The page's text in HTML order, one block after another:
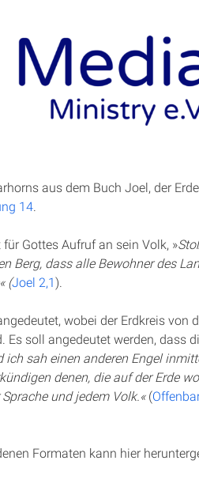
aus dem Buch Joel, der
14.
Gottes Aufruf an sein Volk, »
Berg, dass alle Bewohner des
(Joel 2,1).
wobei der Erdkreis von
Es soll angedeutet werden, dass
ich sah einen anderen Engel
denen, die auf der Erde
und jedem Volk.« (
Formaten kann hier